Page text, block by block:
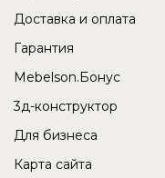
Доставка и оплата
Гарантия
Mebelson.Бонус
3д-конструктор
Для бизнеса
Карта сайта